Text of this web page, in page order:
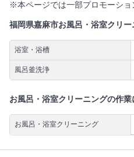
※本ページでは一部プロモーショ
福岡県嘉麻市お風呂・浴室クリ
浴室・浴槽
風呂釜洗浄
お風呂・浴室クリーニングの作業
お風呂・浴室クリーニング